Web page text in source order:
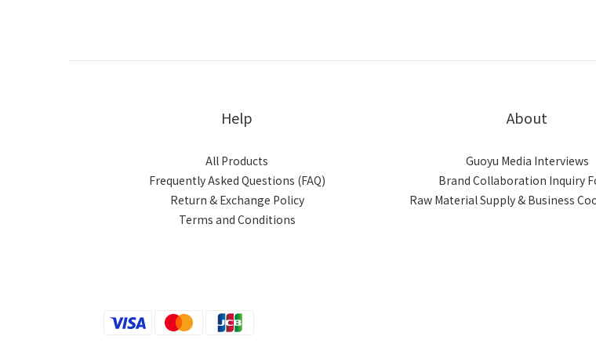
Help
All Products
Frequently Asked Questions (FAQ)
Return & Exchange Policy
Terms and Conditions
About
Guoyu Media Interviews
Brand Collaboration Inquiry
Raw Material Supply & Business